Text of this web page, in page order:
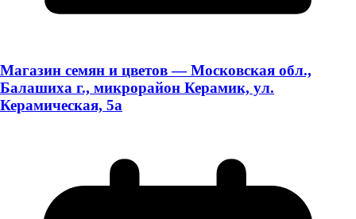
Магазин семян и цветов — Московская обл.,
Балашиха г., микрорайон Керамик, ул.
Керамическая, 5а